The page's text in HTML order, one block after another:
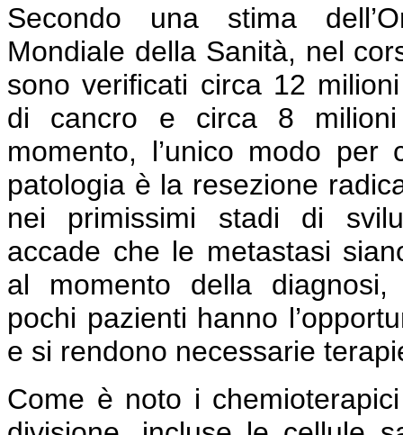
Secondo una stima
Mondiale della Sanità, nel
sono verificati circa 12
di cancro e circa 8
momento, l’unico modo per
patologia è la resezione
nei primissimi stadi di
accade che le metastasi
al momento della
pochi pazienti hanno
e si rendono necessarie
Come è noto i